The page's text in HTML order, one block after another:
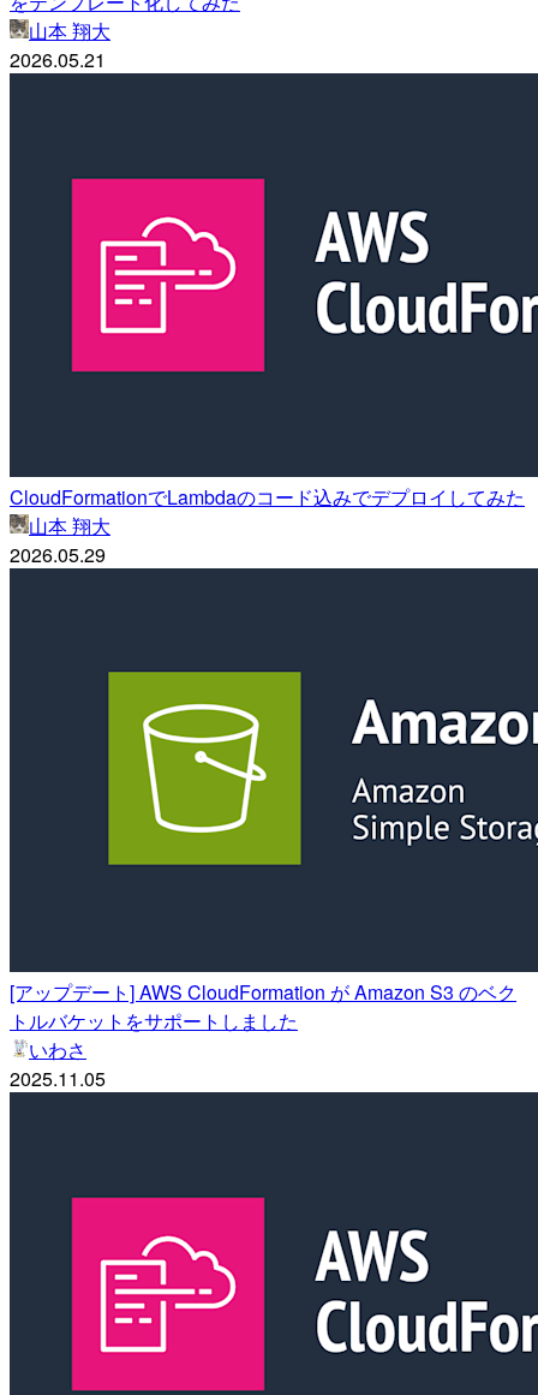
山本 翔大
2026.05.21
CloudFormationでLambdaのコード込みでデプロイしてみた
山本 翔大
2026.05.29
[アップデート] AWS CloudFormation が Amazon S3 のベク
トルバケットをサポートしました
いわさ
2025.11.05